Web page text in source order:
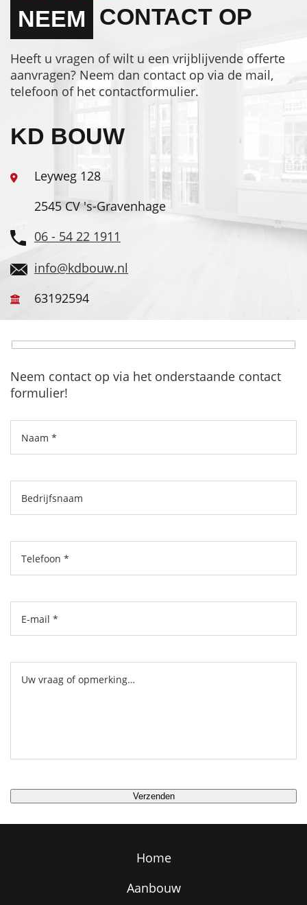
NEEM CONTACT OP
Heeft u vragen of wilt u een vrijblijvende offerte
aanvragen? Neem dan contact op via de mail,
telefoon of het contactformulier.
KD BOUW
Leyweg 128
2545 CV 's-Gravenhage
06 - 54 22 1911
info@kdbouw.nl
63192594
Neem contact op via het onderstaande contact
formulier!
Home
Aanbouw